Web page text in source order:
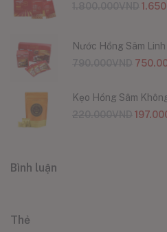
Nước Hồng Sâm
Kẹo Hồng Sâm
Bình luận
Thẻ